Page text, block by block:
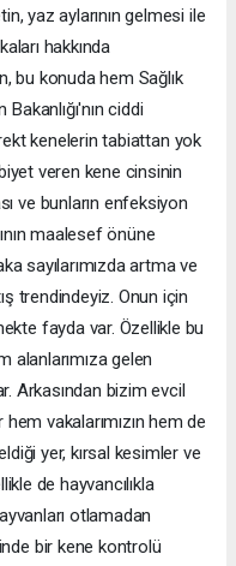
yaz aylarının gelmesi ile
hakkında
bu konuda hem Sağlık
Bakanlığı'nın ciddi
kenelerin tabiattan yok
veren kene cinsinin
ve bunların enfeksiyon
maalesef önüne
sayılarımızda artma ve
trendindeyiz. Onun için
fayda var. Özellikle bu
alanlarımıza gelen
Arkasından bizim evcil
vakalarımızın hem de
yer, kırsal kesimler ve
de hayvancılıkla
otlamadan
bir kene kontrolü